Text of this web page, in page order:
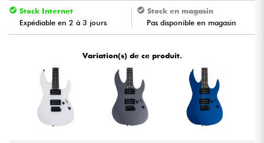
Eveil Musical
Câbles & Access.
HiFi
Packs
Stock Internet
Expédiable en 2 à 3 jours
Stock en magasin
Pas disponible en magasin
Variation(s) de ce produit.